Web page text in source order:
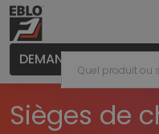
DEMANDER UN CONSEIL
Sièges de